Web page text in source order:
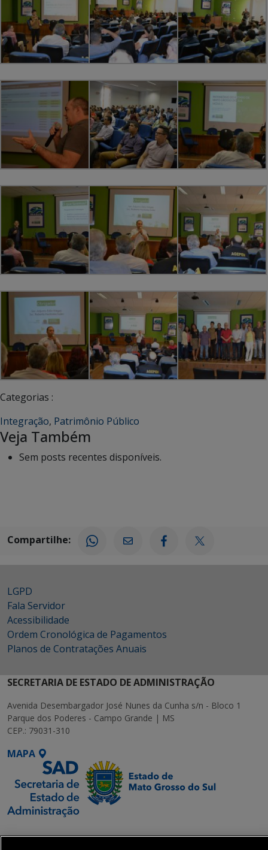
Categorias :
Integração, Patrimônio Público
Veja Também
Sem posts recentes disponíveis.
Compartilhe:
LGPD
Fala Servidor
Acessibilidade
Ordem Cronológica de Pagamentos
Planos de Contratações Anuais
SECRETARIA DE ESTADO DE ADMINISTRAÇÃO
Avenida Desembargador José Nunes da Cunha s/n - Bloco 1
Parque dos Poderes - Campo Grande | MS
CEP.: 79031-310
MAPA